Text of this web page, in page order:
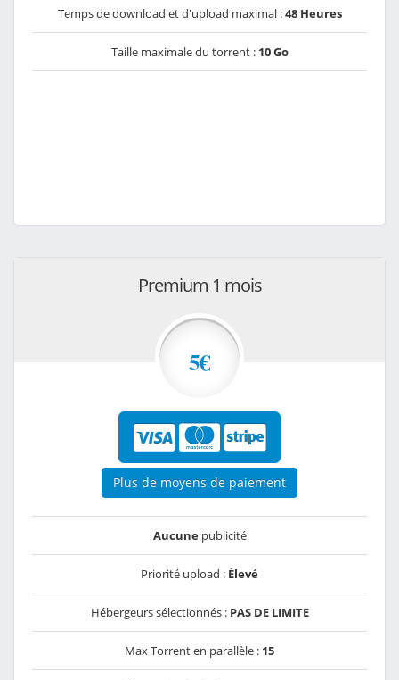
Temps de download et d'upload maximal :48 Heures
Taille maximale du torrent : 10 Go
Premium 1 mois
5€
Plus de moyens de paiement
Aucunepublicité
Priorité upload : Élevé
Hébergeurs sélectionnés : PAS DE LIMITE
Max Torrent en parallèle : 15